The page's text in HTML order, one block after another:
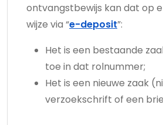
ontvangstbewijs kan dat op
wijze via “e-deposit”:
Het is een bestaande
toe in dat rolnummer;
Het is een nieuwe zaak
verzoekschrift of een